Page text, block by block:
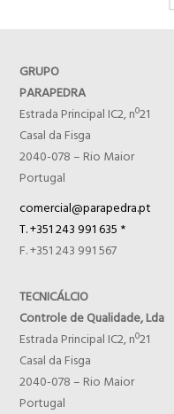
GRUPO
PARAPEDRA
Estrada Principal IC2, nº21
Casal da Fisga
2040-078 – Rio Maior
Portugal
comercial@parapedra.pt
T. +351 243 991 635 *
F. +351 243 991 567
TECNICÁLCIO
Controle de Qualidade, Lda
Estrada Principal IC2, nº21
Casal da Fisga
2040-078 – Rio Maior
Portugal